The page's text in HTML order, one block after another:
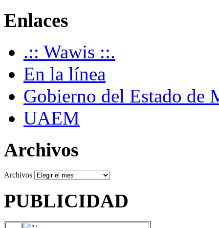
Enlaces
.:: Wawis ::.
En la línea
Gobierno del Estado de
UAEM
Archivos
Archivos
PUBLICIDAD